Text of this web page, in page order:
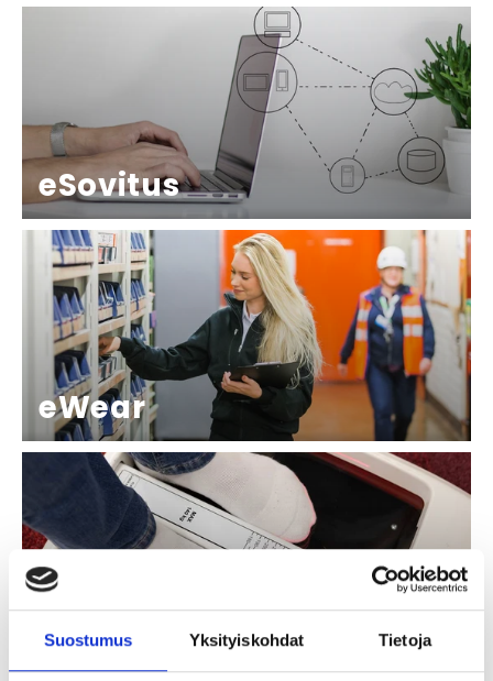
Suostumus Yksityiskohdat Tietoja
eSovitus
eWear
Jalkaskannaus